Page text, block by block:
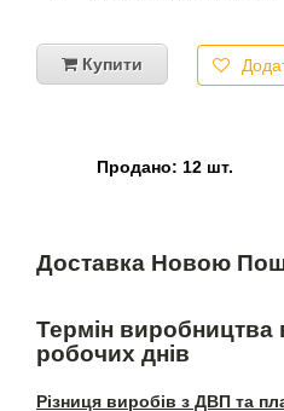
Купити
Продано: 12 шт.
Доставка Новою
Термін виробництва
робочих днів
Різниця виробів з ДВП та